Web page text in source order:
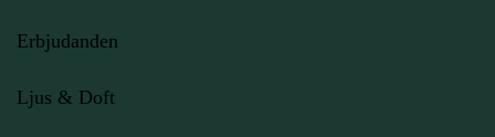
Erbjudanden
Ljus & Doft